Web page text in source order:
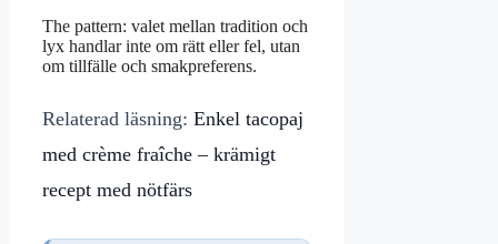
The pattern: valet mellan tradition och
lyx handlar inte om rätt eller fel, utan
om tillfälle och smakpreferens.
Relaterad läsning: Enkel tacopaj
med crème fraîche – krämigt
recept med nötfärs